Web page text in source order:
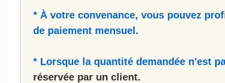
* À votre convenance, vous pouvez
de paiement mensuel.
* Lorsque la quantité demandée n'est
réservée par un client.